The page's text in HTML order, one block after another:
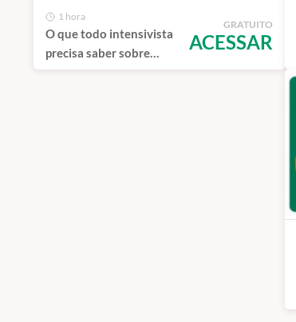
1 hora
O que todo intensivista
precisa saber sobre
Síndrome Coronariana
GRATUITO
ACESSAR